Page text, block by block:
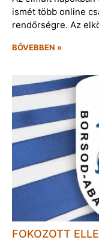
ismét több online
rendőrségre. Az
BŐVEBBEN »
FOKOZOTT